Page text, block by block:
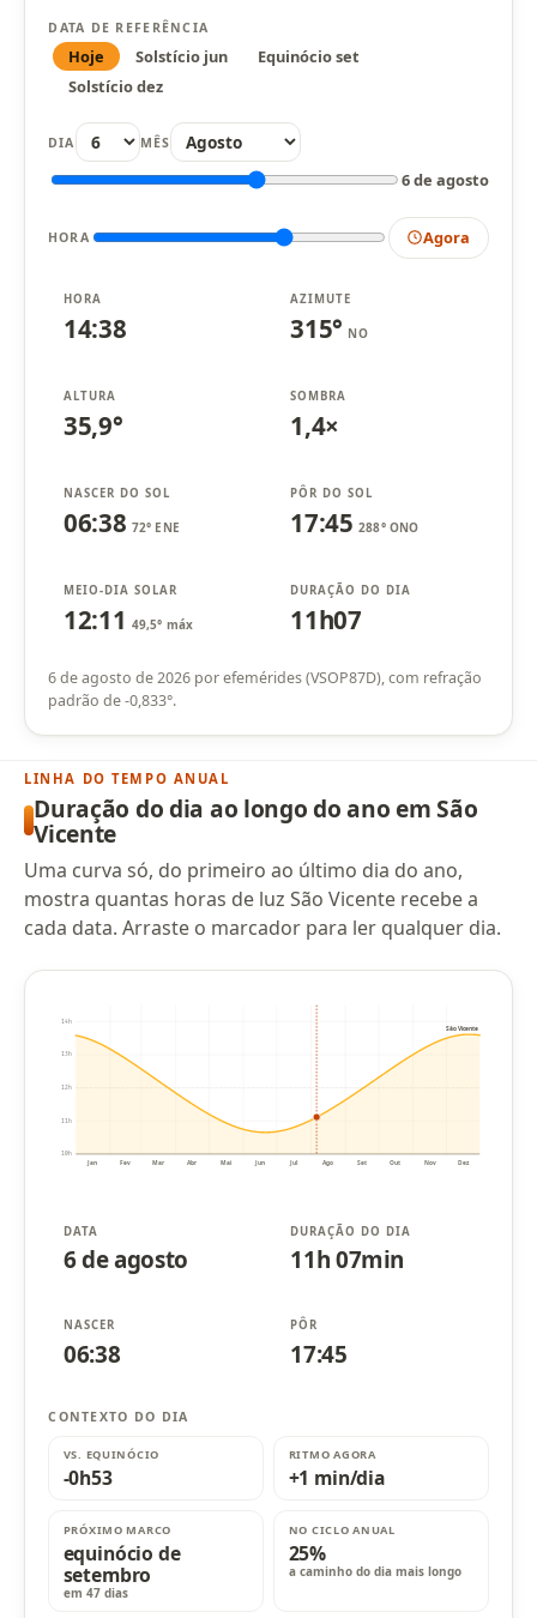
DATA DE REFERÊNCIA
Hoje Solstício jun
Equinócio set
Solstício dez
DIA MÊS
6 de agosto
HORA Agora
HORA
14:38
AZIMUTE
315° NO
ALTURA
35,9°
SOMBRA
1,4×
NASCER DO SOL
06:38 72° ENE
PÔR DO SOL
17:45 288° ONO
MEIO-DIA SOLAR
12:11 49,5° máx
DURAÇÃO DO DIA
11h07
6 de agosto de 2026 por efemérides (VSOP87D), com refração
padrão de -0,833°.
LINHA DO TEMPO ANUAL
Duração do dia ao longo do ano em São
Vicente
Uma curva só, do primeiro ao último dia do ano,
mostra quantas horas de luz São Vicente recebe a
cada data. Arraste o marcador para ler qualquer dia.
10h
11h
12h
13h
14h
Jan Fev Mar Abr Mai Jun Jul Ago Set Out Nov Dez
São Vicente
DATA
6 de agosto
DURAÇÃO DO DIA
11h 07min
NASCER
06:38
PÔR
17:45
CONTEXTO DO DIA
VS. EQUINÓCIO
-0h53
RITMO AGORA
+1 min/dia
PRÓXIMO MARCO
equinócio de
setembro
em 47 dias
NO CICLO ANUAL
25%
a caminho do dia mais longo